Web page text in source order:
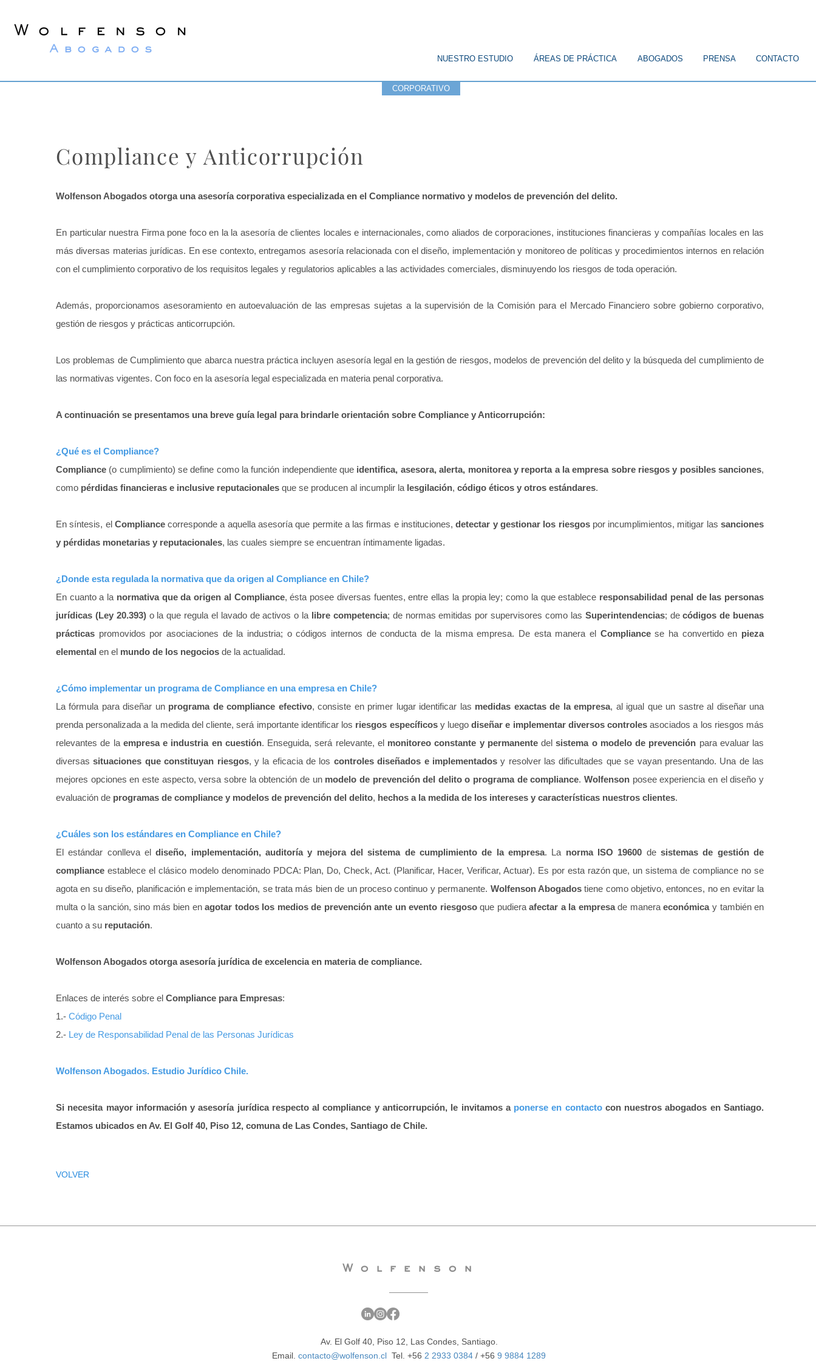
NUESTRO ESTUDIO ÁREAS DE PRÁCTICA ABOGADOS PRENSA CONTACTO
CORPORATIVO
Compliance y Anticorrupción
Wolfenson Abogados otorga una asesoría corporativa especializada en el Compliance normativo y modelos de prevención del delito.
En particular nuestra Firma pone foco en la la asesoría de clientes locales e internacionales, como aliados de corporaciones, instituciones financieras y compañías locales en las
más diversas materias jurídicas. En ese contexto, entregamos asesoría relacionada con el diseño, implementación y monitoreo de políticas y procedimientos internos en relación
con el cumplimiento corporativo de los requisitos legales y regulatorios aplicables a las actividades comerciales, disminuyendo los riesgos de toda operación.
Además, proporcionamos asesoramiento en autoevaluación de las empresas sujetas a la supervisión de la Comisión para el Mercado Financiero sobre gobierno corporativo,
gestión de riesgos y prácticas anticorrupción.
Los problemas de Cumplimiento que abarca nuestra práctica incluyen asesoría legal en la gestión de riesgos, modelos de prevención del delito y la búsqueda del cumplimiento de
las normativas vigentes. Con foco en la asesoría legal especializada en materia penal corporativa.
A continuación se presentamos una breve guía legal para brindarle orientación sobre Compliance y Anticorrupción:
¿Qué es el Compliance?
Compliance (o cumplimiento) se define como la función independiente que identifica, asesora, alerta, monitorea y reporta a la empresa sobre riesgos y posibles sanciones,
como pérdidas financieras e inclusive reputacionales que se producen al incumplir la lesgilación, código éticos y otros estándares.
En síntesis, el Compliancecorresponde a aquella asesoría que permite a las firmas e instituciones,detectar y gestionar los riesgospor incumplimientos, mitigar lassanciones
y pérdidas monetarias y reputacionales, las cuales siempre se encuentran íntimamente ligadas.
¿Donde esta regulada la normativa que da origen al Compliance en Chile?
En cuanto a la normativa que da origen al Compliance, ésta posee diversas fuentes, entre ellas la propia ley; como la que establece responsabilidad penal de las personas
jurídicas (Ley 20.393)o la que regula el lavado de activos o la libre competencia; de normas emitidas por supervisores como las Superintendencias; decódigos de buenas
prácticas promovidos por asociaciones de la industria; o códigos internos de conducta de la misma empresa. De esta manera el Compliancese ha convertido en pieza
elemental en el mundo de los negocios de la actualidad.
¿Cómo implementar un programa de Compliance en una empresa en Chile?
La fórmula para diseñar un programa de compliance efectivo, consiste en primer lugar identificar las medidas exactas de la empresa, al igual que un sastre al diseñar una
prenda personalizada a la medida del cliente, será importante identificar los riesgos específicosy luegodiseñar e implementar diversos controlesasociados a los riesgos más
relevantes de la empresa e industria en cuestión. Enseguida, será relevante, el monitoreo constante y permanentedelsistema o modelo de prevención para evaluar las
diversassituaciones que constituyan riesgos, y la eficacia de los controles diseñados e implementadosy resolver las dificultades que se vayan presentando. Una de las
mejores opciones en este aspecto, versa sobre la obtención de un modelo de prevención del delito o programa de compliance.Wolfenson posee experiencia en el diseño y
evaluación de programas de compliance y modelos de prevención del delito, hechos a la medida de los intereses y características nuestros clientes.
¿Cuáles son los estándares en Compliance en Chile?
El estándar conlleva eldiseño, implementación, auditoría y mejora del sistema de cumplimiento de la empresa. La norma ISO 19600 desistemas de gestión de
compliance establece el clásico modelo denominado PDCA: Plan, Do, Check, Act. (Planificar, Hacer, Verificar, Actuar). Es por esta razón que, un sistema de compliance no se
agota en su diseño, planificación e implementación, se trata más bien de un proceso continuo y permanente. Wolfenson Abogadostiene como objetivo, entonces, no en evitar la
multa o la sanción, sino más bien enagotar todos los medios de prevención ante un evento riesgosoque pudieraafectar a la empresade maneraeconómicay también en
cuanto a su reputación.
Wolfenson Abogados otorga asesoría jurídica de excelencia en materia de compliance.
Enlaces de interés sobre el Compliance para Empresas:
1.- Código Penal
2.- Ley de Responsabilidad Penal de las Personas Jurídicas
Wolfenson Abogados. Estudio Jurídico Chile.
Si necesita mayor información y asesoría jurídica respecto al compliance y anticorrupción, le invitamos a ponerse en contactocon nuestros abogados en Santiago.
Estamos ubicados en Av. El Golf 40, Piso 12, comuna de Las Condes, Santiago de Chile.
VOLVER
Wolfenson
Wolfenson
Av. El Golf 40, Piso 12, Las Condes, Santiago.
Email. contacto@wolfenson.cl Tel. +56 2 2933 0384 / +56 9 9884 1289